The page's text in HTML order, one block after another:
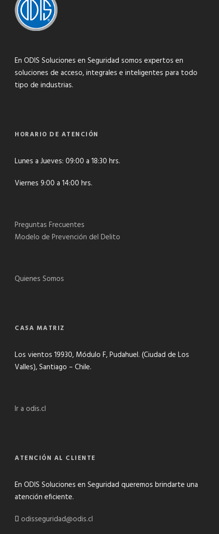
En ODIS Soluciones en Seguridad somos expertos en
soluciones de acceso, integrales e inteligentes para todo
tipo de industrias.
HORARIO DE ATENCIÓN
Lunes a Jueves: 09:00 a 18:30 hrs.
Viernes 9:00 a 14:00 hrs.
Preguntas Frecuentes
Modelo de Prevención del Delito
Quienes Somos
CASA MATRIZ
Los vientos 19930, Módulo F, Pudahuel. (Ciudad de Los
Valles), Santiago – Chile.
Ir a odis.cl
ATENCIÓN AL CLIENTE
En ODIS Soluciones en Seguridad queremos brindarte una
atención eficiente.
odisseguridad@odis.cl